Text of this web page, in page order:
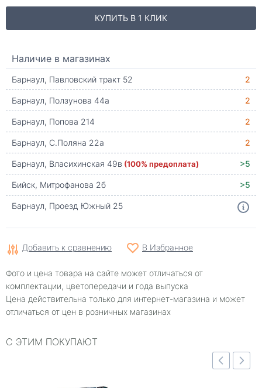
КУПИТЬ В 1 КЛИК
Наличие в магазинах
Барнаул, Павловский тракт 52
2
Барнаул, Ползунова 44а
2
Барнаул, Попова 214
2
Барнаул, С.Поляна 22а
2
Барнаул, Власихинская 49в (100% предоплата)
>5
Бийск, Митрофанова 2б
>5
Барнаул, Проезд Южный 25
Добавить к сравнению В Избранное
Фото и цена товара на сайте может отличаться от
комплектации, цветопередачи и года выпуска
Цена действительна только для интернет-магазина и может
отличаться от цен в розничных магазинах
С ЭТИМ ПОКУПАЮТ
Быстрый просмотр